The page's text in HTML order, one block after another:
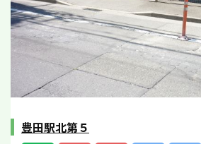
豊田駅北第５